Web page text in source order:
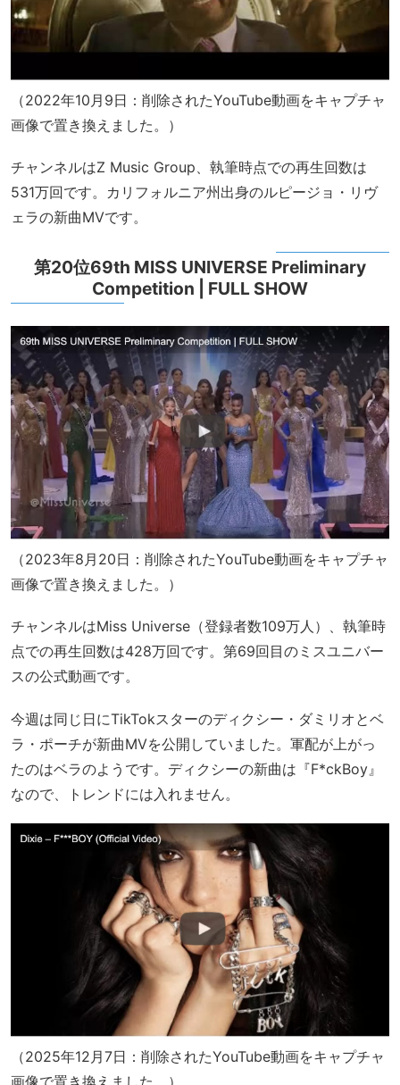
（2022年10月9日：削除されたYouTube動画をキャプチャ
画像で置き換えました。）
チャンネルはZ Music Group、執筆時点での再生回数は
531万回です。カリフォルニア州出身のルピージョ・リヴ
ェラの新曲MVです。
第20位69th MISS UNIVERSE Preliminary
Competition | FULL SHOW
（2023年8月20日：削除されたYouTube動画をキャプチャ
画像で置き換えました。）
チャンネルはMiss Universe（登録者数109万人）、執筆時
点での再生回数は428万回です。第69回目のミスユニバー
スの公式動画です。
今週は同じ日にTikTokスターのディクシー・ダミリオとベ
ラ・ポーチが新曲MVを公開していました。軍配が上がっ
たのはベラのようです。ディクシーの新曲は『F*ckBoy』
なので、トレンドには入れません。
（2025年12月7日：削除されたYouTube動画をキャプチャ
画像で置き換えました。）